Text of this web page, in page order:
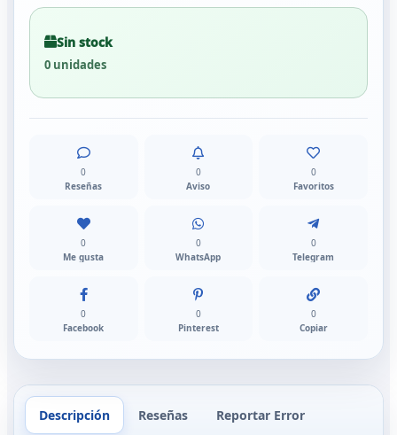
Sin stock
0 unidades
0
Reseñas
0
Aviso
0
Favoritos
0
Me gusta
0
WhatsApp
0
Telegram
0
Facebook
0
Pinterest
0
Copiar
Descripción Reseñas Reportar Error